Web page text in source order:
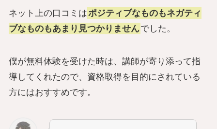
ネット上の口コミはポジティブなものもネガティ
ブなものもあまり見つかりませんでした。
僕が無料体験を受けた時は、講師が寄り添って指
導してくれたので、資格取得を目的にされている
方にはおすすめです。